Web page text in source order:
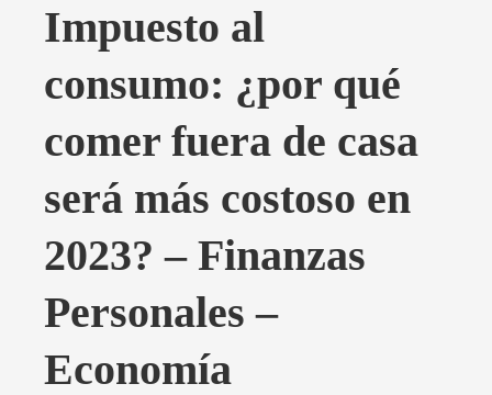
Impuesto al
consumo: ¿por qué
comer fuera de casa
será más costoso en
2023? – Finanzas
Personales –
Economía